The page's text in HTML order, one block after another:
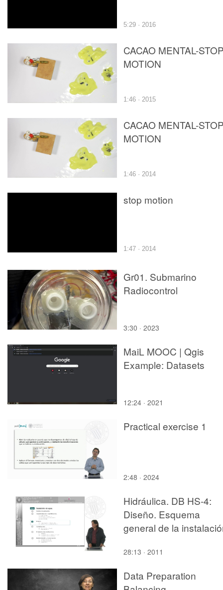
5:29 · 2016
CACAO MENTAL-
MOTION
1:46 · 2015
CACAO MENTAL-
MOTION
1:46 · 2014
stop motion
1:47 · 2014
Gr01. Submarino
Radiocontrol
3:30 · 2023
MaiL MOOC | Qgis
Example: Datasets
12:24 · 2021
Practical exercise 1
2:48 · 2024
Hidráulica. DB HS-4:
Diseño. Esquema
general de la
28:13 · 2011
Data Preparation